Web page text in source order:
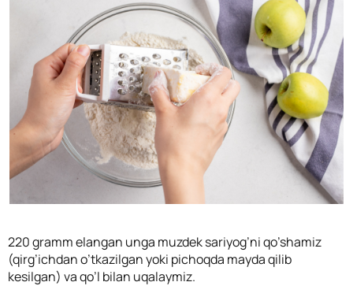
220 gramm elangan unga muzdek sariyog’ni qo’shamiz
(qirg’ichdan o’tkazilgan yoki pichoqda mayda qilib
kesilgan) va qo’l bilan uqalaymiz.